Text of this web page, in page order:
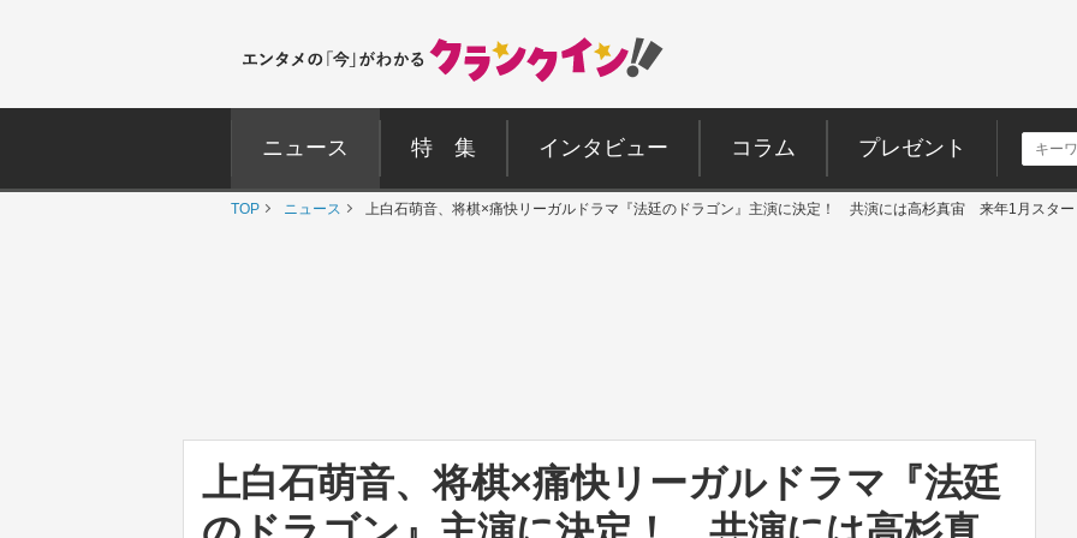
ニュース 特 集 インタビュー コラム プレゼント
TOP ニュース 上白石萌音、将棋×痛快リーガルドラマ『法廷のドラゴン』主演に決定！ 共演には高杉真宙 来年1月スター
上白石萌音、将棋×痛快リーガルドラマ『法廷